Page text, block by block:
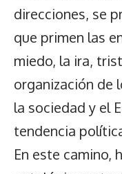
direcciones, se
que primen las
miedo, la ira,
organización de
la sociedad y el
tendencia
En este camino,